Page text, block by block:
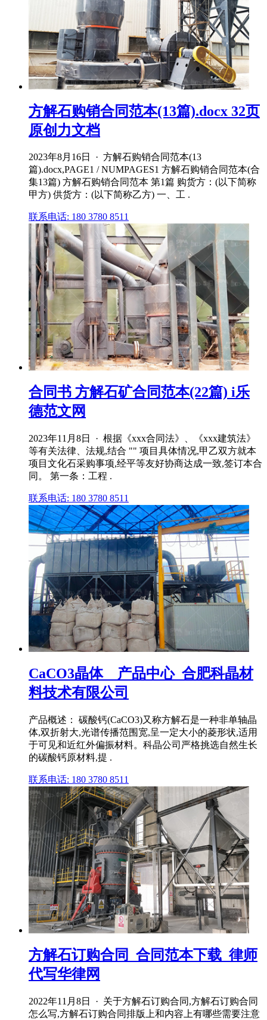
方解石购销合同范本(13篇).docx 32页
原创力文档
2023年8月16日 · 方解石购销合同范本(13
篇).docx,PAGE1 / NUMPAGES1 方解石购销合同范本(合
集13篇) 方解石购销合同范本 第1篇 购货方：(以下简称
甲方) 供货方：(以下简称乙方) 一、工 .
联系电话: 180 3780 8511
合同书 方解石矿合同范本(22篇) i乐
德范文网
2023年11月8日 · 根据《xxx合同法》、《xxx建筑法》
等有关法律、法规,结合 "" 项目具体情况,甲乙双方就本
项目文化石采购事项,经平等友好协商达成一致,签订本合
同。 第一条：工程 .
联系电话: 180 3780 8511
CaCO3晶体__产品中心_合肥科晶材
料技术有限公司
产品概述： 碳酸钙(CaCO3)又称方解石是一种非单轴晶
体,双折射大,光谱传播范围宽,呈一定大小的菱形状,适用
于可见和近红外偏振材料。科晶公司严格挑选自然生长
的碳酸钙原材料,提 .
联系电话: 180 3780 8511
方解石订购合同_合同范本下载_律师
代写华律网
2022年11月8日 · 关于方解石订购合同,方解石订购合同
怎么写,方解石订购合同排版上和内容上有哪些需要注意